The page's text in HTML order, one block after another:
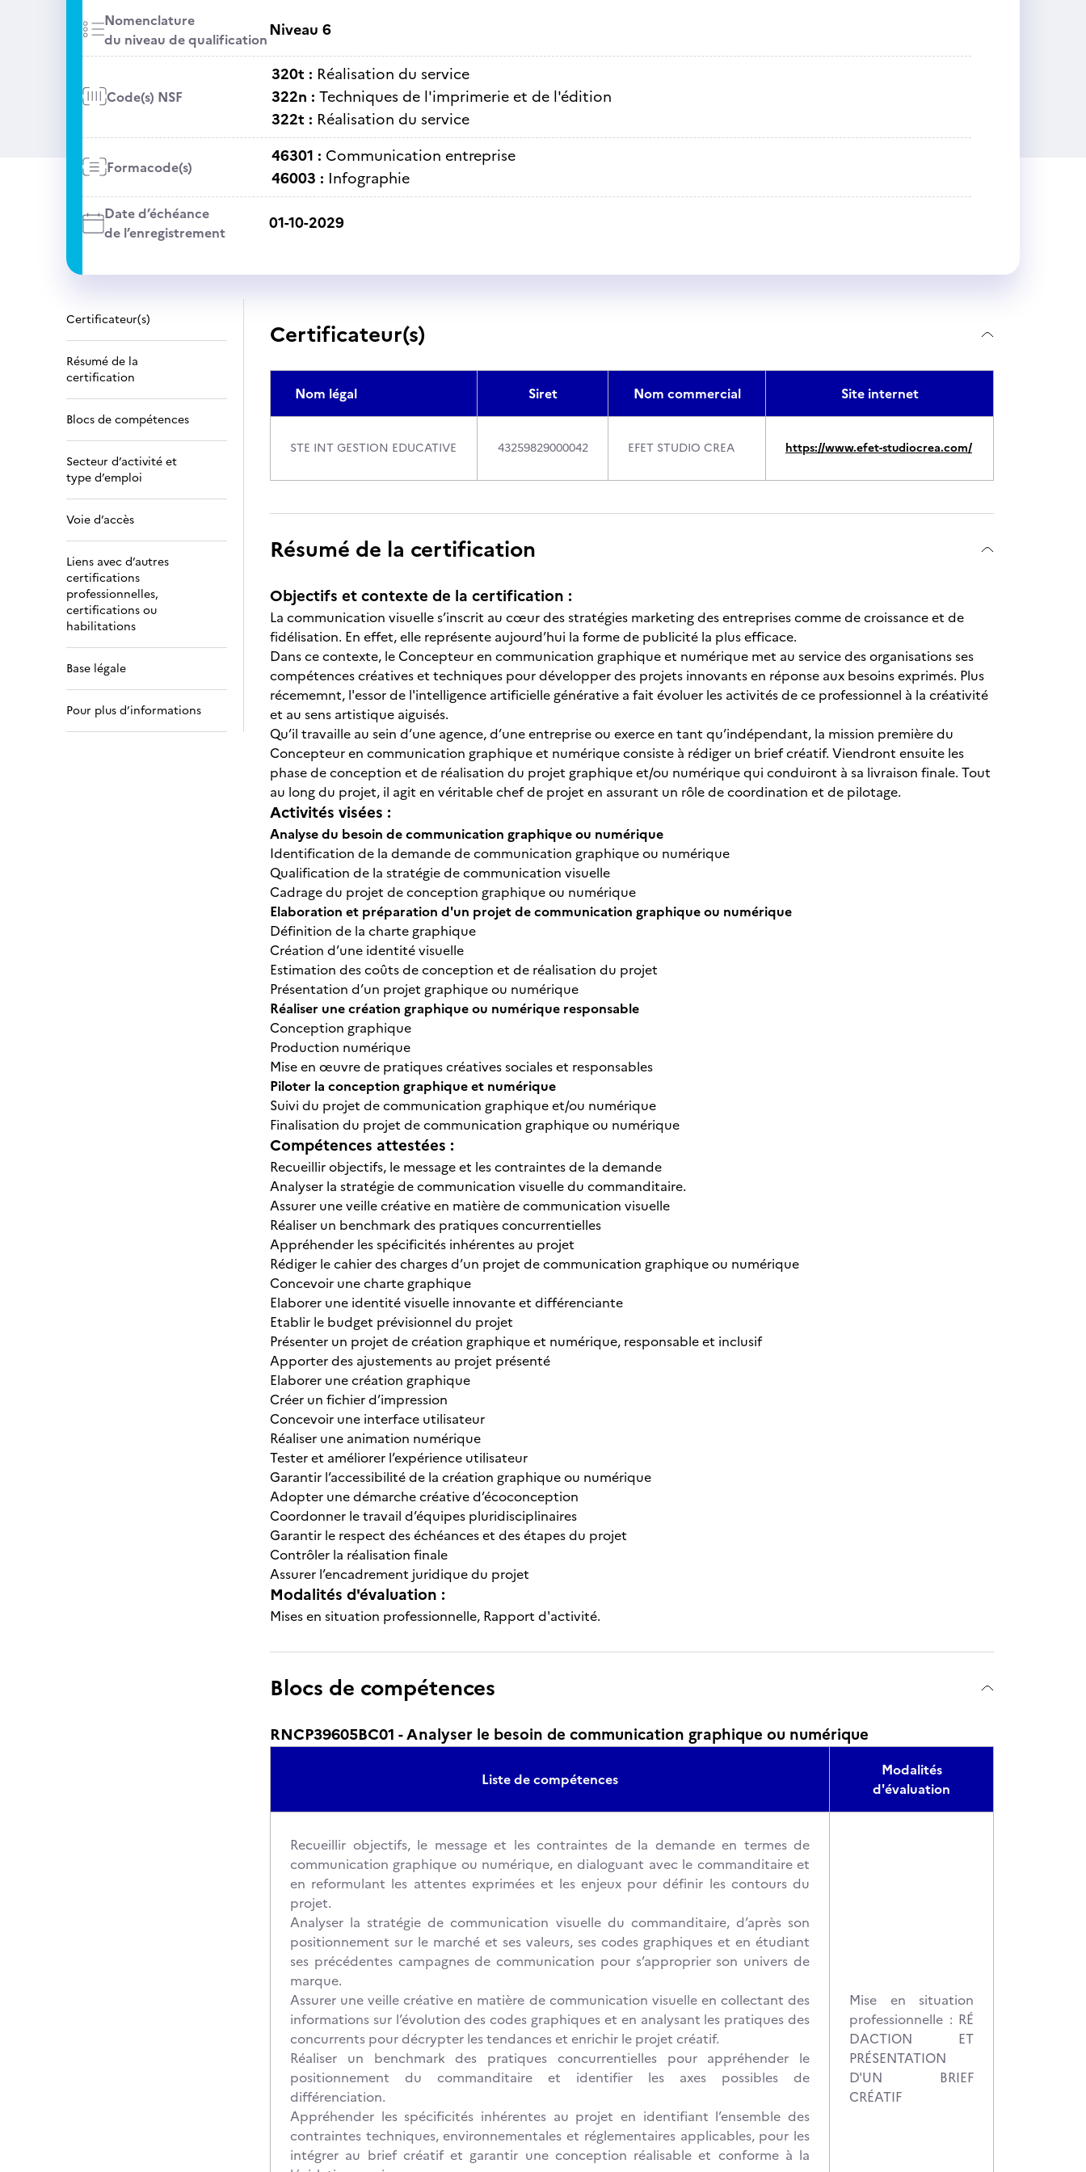
Nomenclature
du niveau de qualificationNiveau 6
Code(s) NSF
320t : Réalisation du service
322n : Techniques de l'imprimerie et de l'édition
322t : Réalisation du service
Formacode(s)
46301 : Communication entreprise
46003 : Infographie
Date d’échéance
de l’enregistrement
01-10-2029
Certificateur(s)
Résumé de la
certification
Blocs de compétences
Secteur d’activité et
type d’emploi
Voie d’accès
Liens avec d’autres
certifications
professionnelles,
certifications ou
habilitations
Base légale
Pour plus d’informations
Certificateur(s)
Nom légal Siret Nom commercial Site internet
STE INT GESTION EDUCATIVE 43259829000042 EFET STUDIO CREA https://www.efet-studiocrea.com/
Résumé de la certification
Objectifs et contexte de la certification :
La communication visuelle s’inscrit au cœur des stratégies marketing des entreprises comme de croissance et de
fidélisation. En effet, elle représente aujourd’hui la forme de publicité la plus efficace.
Dans ce contexte, le Concepteur en communication graphique et numérique met au service des organisations ses
compétences créatives et techniques pour développer des projets innovants en réponse aux besoins exprimés. Plus
récememnt, l'essor de l'intelligence artificielle générative a fait évoluer les activités de ce professionnel à la créativité
et au sens artistique aiguisés.
Qu’il travaille au sein d’une agence, d’une entreprise ou exerce en tant qu’indépendant, la mission première du
Concepteur en communication graphique et numérique consiste à rédiger un brief créatif. Viendront ensuite les
phase de conception et de réalisation du projet graphique et/ou numérique qui conduiront à sa livraison finale. Tout
au long du projet, il agit en véritable chef de projet en assurant un rôle de coordination et de pilotage.
Activités visées :
Analyse du besoin de communication graphique ou numérique
Identification de la demande de communication graphique ou numérique
Qualification de la stratégie de communication visuelle
Cadrage du projet de conception graphique ou numérique
Elaboration et préparation d'un projet de communication graphique ou numérique
Définition de la charte graphique
Création d’une identité visuelle
Estimation des coûts de conception et de réalisation du projet
Présentation d’un projet graphique ou numérique
Réaliser une création graphique ou numérique responsable
Conception graphique
Production numérique
Mise en œuvre de pratiques créatives sociales et responsables
Piloter la conception graphique et numérique
Suivi du projet de communication graphique et/ou numérique
Finalisation du projet de communication graphique ou numérique
Compétences attestées :
Recueillir objectifs, le message et les contraintes de la demande
Analyser la stratégie de communication visuelle du commanditaire.
Assurer une veille créative en matière de communication visuelle
Réaliser un benchmark des pratiques concurrentielles
Appréhender les spécificités inhérentes au projet
Rédiger le cahier des charges d’un projet de communication graphique ou numérique
Concevoir une charte graphique
Elaborer une identité visuelle innovante et différenciante
Etablir le budget prévisionnel du projet
Présenter un projet de création graphique et numérique, responsable et inclusif
Apporter des ajustements au projet présenté
Elaborer une création graphique
Créer un fichier d’impression
Concevoir une interface utilisateur
Réaliser une animation numérique
Tester et améliorer l’expérience utilisateur
Garantir l’accessibilité de la création graphique ou numérique
Adopter une démarche créative d’écoconception
Coordonner le travail d’équipes pluridisciplinaires
Garantir le respect des échéances et des étapes du projet
Contrôler la réalisation finale
Assurer l’encadrement juridique du projet
Modalités d'évaluation :
Mises en situation professionnelle, Rapport d'activité.
Blocs de compétences
RNCP39605BC01 - Analyser le besoin de communication graphique ou numérique
Liste de compétences
Modalités
d'évaluation
Recueillir objectifs, le message et les contraintes de la demande en termes de
communication graphique ou numérique, en dialoguant avec le commanditaire et
en reformulant les attentes exprimées et les enjeux pour définir les contours du
projet.
Analyser la stratégie de communication visuelle du commanditaire, d’après son
positionnement sur le marché et ses valeurs, ses codes graphiques et en étudiant
ses précédentes campagnes de communication pour s’approprier son univers de
marque.
Assurer une veille créative en matière de communication visuelle en collectant des
informations sur l’évolution des codes graphiques et en analysant les pratiques des
concurrents pour décrypter les tendances et enrichir le projet créatif.
Réaliser un benchmark des pratiques concurrentielles pour appréhender le
positionnement du commanditaire et identifier les axes possibles de
différenciation.
Appréhender les spécificités inhérentes au projet en identifiant l’ensemble des
contraintes techniques, environnementales et réglementaires applicables, pour les
intégrer au brief créatif et garantir une conception réalisable et conforme à la
Mise en situation
professionnelle : RÉ
DACTION ET
PRÉSENTATION
D'UN BRIEF
CRÉATIF